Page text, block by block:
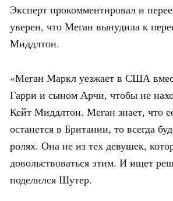
Эксперт прокомментировал и
уверен, что Меган вынудила к
Миддлтон.
«Меган Маркл уезжает в США
Гарри и сыном Арчи, чтобы не
Кейт Миддлтон. Меган знает, что
останется в Британии, то всегда
ролях. Она не из тех девушек,
довольствоваться этим. И ищет
поделился Шутер.